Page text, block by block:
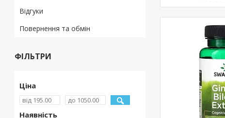
Відгуки
Повернення та обмін
ФІЛЬТРИ
Ціна
Наявність